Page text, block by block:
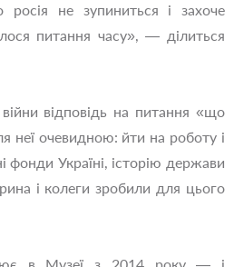
не зупиниться і захоче
питання часу», — ділиться
відповідь на питання «що
неї очевидною: йти на роботу і
фонди Україні, історію держави
і колеги зробили для цього